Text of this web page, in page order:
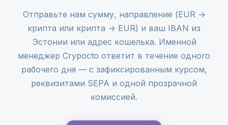
Отправьте нам сумму, направление (EUR →
крипта или крипта → EUR) и ваш IBAN из
Эстонии или адрес кошелька. Именной
менеджер Crypocto ответит в течение одного
рабочего дня — с зафиксированным курсом,
реквизитами SEPA и одной прозрачной
комиссией.